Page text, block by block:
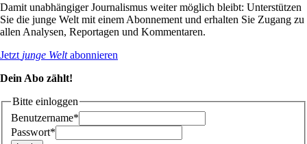
Damit unabhängiger Journalismus weiter möglich bleibt: Unterstützen
Sie die junge Welt mit einem Abonnement und erhalten Sie Zugang zu
allen Analysen, Reportagen und Kommentaren.
Jetzt junge Weltabonnieren
Dein Abo zählt!
Bitte einloggen
Benutzername*
Passwort*